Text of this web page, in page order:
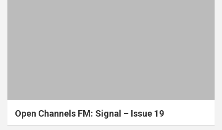
Open Channels FM: Signal – Issue 19